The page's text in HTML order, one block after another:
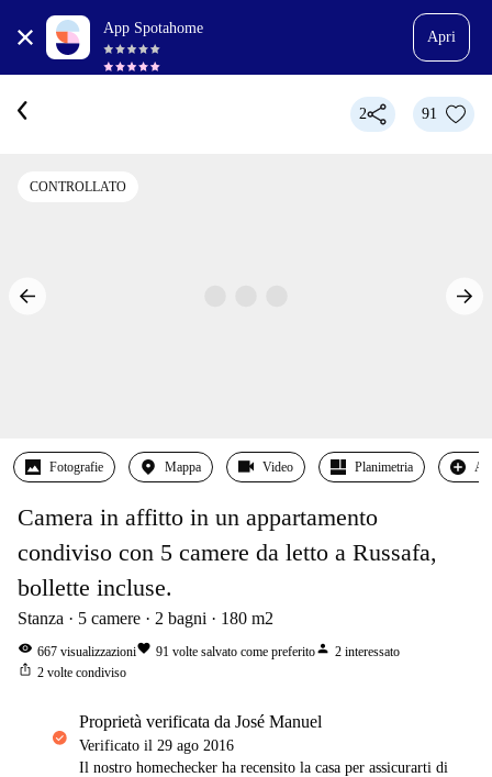
App Spotahome
Apri
2 91
CONTROLLATO
Fotografie Mappa Video Planimetria
Camera in affitto in un appartamento
condiviso con 5 camere da letto a Russafa,
bollette incluse.
Stanza 5 camere 2 bagni 180 m2
visibility 667 visualizzazionifavorite 91 volte salvato come preferitoperson 2 interessato
ios_share 2 volte condiviso
proprietà verificata da José Manuel
Verificato il 29 ago 2016
Il nostro homechecker ha recensito la casa per assicurarti di